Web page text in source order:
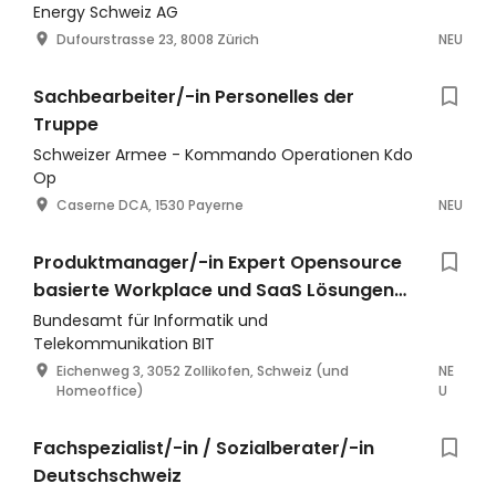
Energy Schweiz AG
Dufourstrasse 23, 8008 Zürich NEU
Sachbearbeiter/-in Personelles der
Truppe
Schweizer Armee - Kommando Operationen Kdo
Op
Caserne DCA, 1530 Payerne NEU
Produktmanager/-in Expert Opensource
basierte Workplace und SaaS Lösungen
(1197)
Bundesamt für Informatik und
Telekommunikation BIT
Eichenweg 3, 3052 Zollikofen, Schweiz (und
Homeoffice)
NE
U
Fachspezialist/-in / Sozialberater/-in
Deutschschweiz